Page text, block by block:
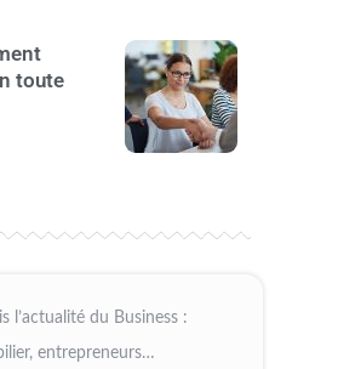
toute
l’actualité du Business :
entrepreneurs…